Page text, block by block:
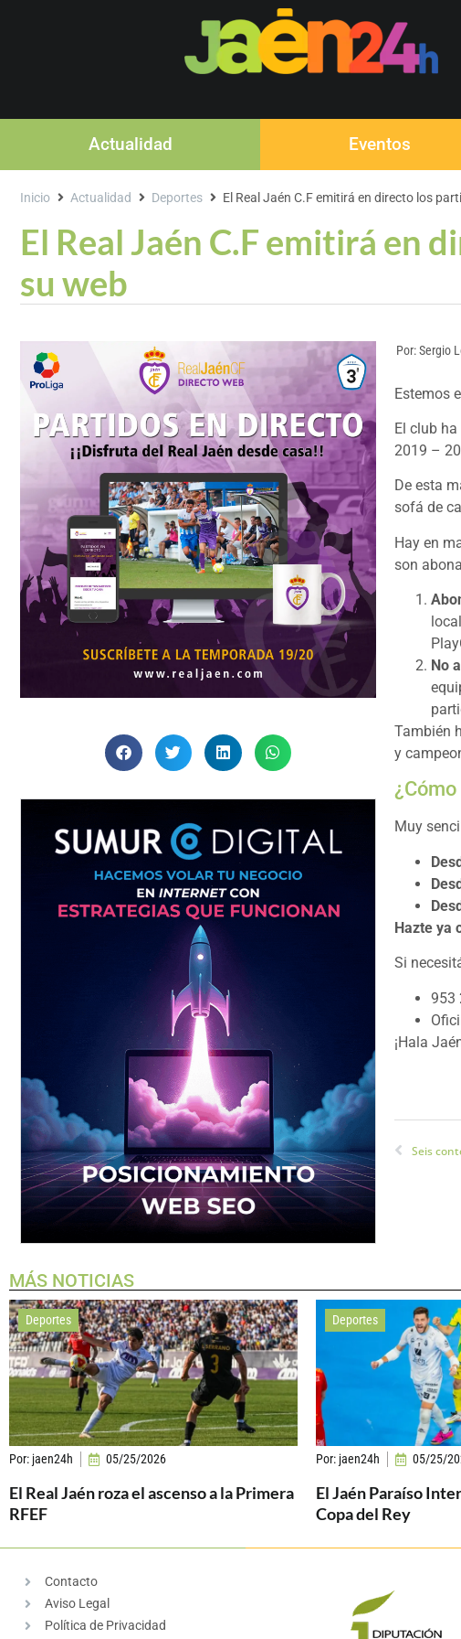
Actualidad Eventos
El Real Jaén C.F emitirá en
su web
Inicio Actualidad Deportes El Real Jaén C.F emitirá en directo los
Por:Sergio
Estemos
El club
2019 –
De esta
sofá de
Hay en
son
No
También
y
Muy
Hazte ya
Si
953
¡Hala
Seis
MÁS NOTICIAS
Deportes
Por: jaen24h 05/25/2026
El Real Jaén roza el ascenso a la Primera
RFEF
Deportes
Por: jaen24h 05/25/
El Jaén Paraíso
Copa del Rey
Contacto
Aviso Legal
Política de Privacidad